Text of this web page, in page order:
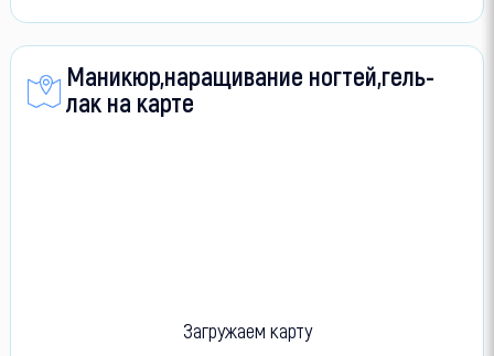
Маникюр,наращивание ногтей,гель-
лак на карте
Загружаем карту